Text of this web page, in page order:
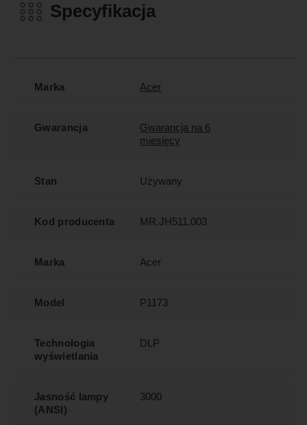
Specyfikacja
Marka Acer
Gwarancja
Gwarancja na 6
miesięcy
Stan Używany
Kod producenta MR.JH511.003
Marka Acer
Model P1173
Technologia
wyświetlania
DLP
Jasność lampy
(ANSI)
3000